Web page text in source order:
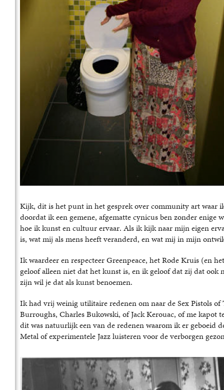
Kijk, dit is het punt in het gesprek over community art waar
doordat ik een gemene, afgematte cynicus ben zonder
hoe ik kunst en cultuur ervaar. Als ik kijk naar mijn eigen
is, wat mij als mens heeft veranderd, en wat mij in mijn
Ik waardeer en respecteer Greenpeace, het Rode Kruis (en
geloof alleen niet dat het kunst is, en ik geloof dat zij dat ook
zijn wil je dat als kunst benoemen.
Ik had vrij weinig utilitaire redenen om naar de Sex Pistols
Burroughs, Charles Bukowski, of Jack Kerouac, of me
dit was natuurlijk een van de redenen waarom ik er geboeid
Metal of experimentele Jazz luisteren voor de verborgen